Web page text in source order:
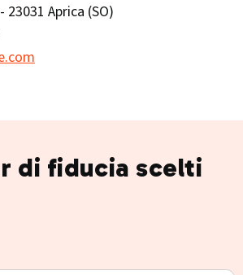
23031 Aprica (SO)
di fiducia scelti